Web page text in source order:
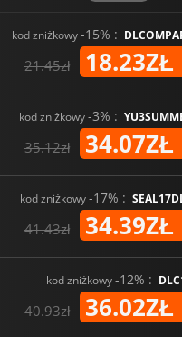
Shrine’s Legacy
kod zniżkowy-15% :
21.45zł 18.23ZŁ
kod zniżkowy-3% :
35.12zł 34.07ZŁ
kod zniżkowy-17% :
41.43zł 34.39ZŁ
kod zniżkowy-12% :
40.93zł 36.02ZŁ